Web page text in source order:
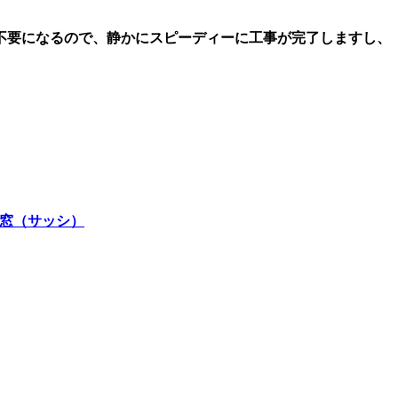
になるので、静かにスピーディーに工事が完了しますし、
窓（サッシ）